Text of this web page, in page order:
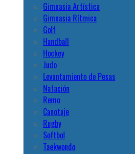
Gimnasia Artística
Gimnasia Rítmica
Golf
Handball
Hockey
Judo
Levantamiento de Pesas
Natación
Remo
Canotaje
Rugby
Softbol
Taekwondo